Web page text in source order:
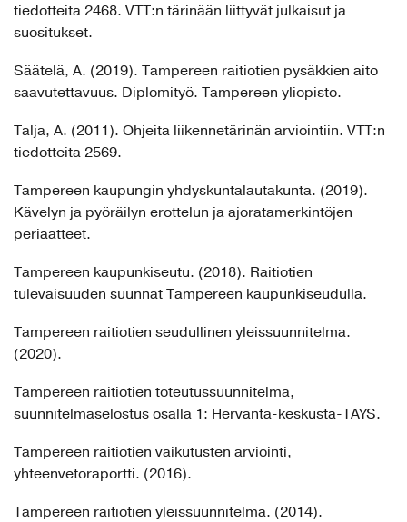
tiedotteita 2468. VTT:n tärinään liittyvät julkaisut ja
suositukset.
Säätelä, A. (2019). Tampereen raitiotien pysäkkien aito
saavutettavuus. Diplomityö. Tampereen yliopisto.
Talja, A. (2011). Ohjeita liikennetärinän arviointiin. VTT:n
tiedotteita 2569.
Tampereen kaupungin yhdyskuntalautakunta. (2019).
Kävelyn ja pyöräilyn erottelun ja ajoratamerkintöjen
periaatteet.
Tampereen kaupunkiseutu. (2018). Raitiotien
tulevaisuuden suunnat Tampereen kaupunkiseudulla.
Tampereen raitiotien seudullinen yleissuunnitelma.
(2020).
Tampereen raitiotien toteutussuunnitelma,
suunnitelmaselostus osalla 1: Hervanta-keskusta-TAYS.
Tampereen raitiotien vaikutusten arviointi,
yhteenvetoraportti. (2016).
Tampereen raitiotien yleissuunnitelma. (2014).